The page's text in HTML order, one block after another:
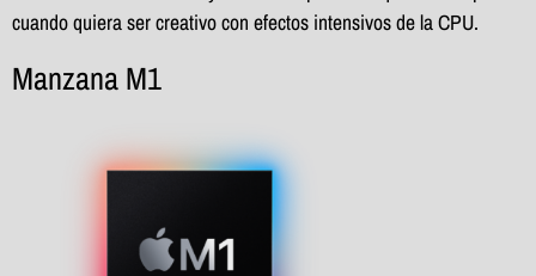
cuando quiera ser creativo con efectos intensivos de la CPU.
Manzana M1